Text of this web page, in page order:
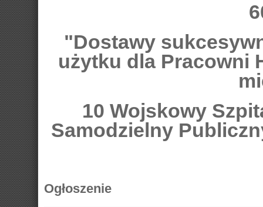
"Dostawy
użytku dla Pracowni
10 Wojskowy
Samodzielny
Ogłoszenie